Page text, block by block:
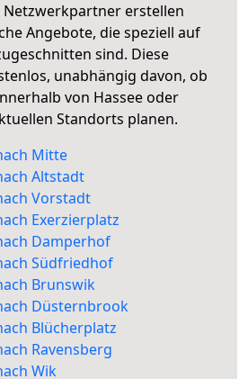
erstellen
Angebote, die speziell auf
sind. Diese
unabhängig davon, ob
von Hassee oder
Standorts planen.
Mitte
Altstadt
Vorstadt
Exerzierplatz
Damperhof
Südfriedhof
Brunswik
Düsternbrook
Blücherplatz
Ravensberg
Wik